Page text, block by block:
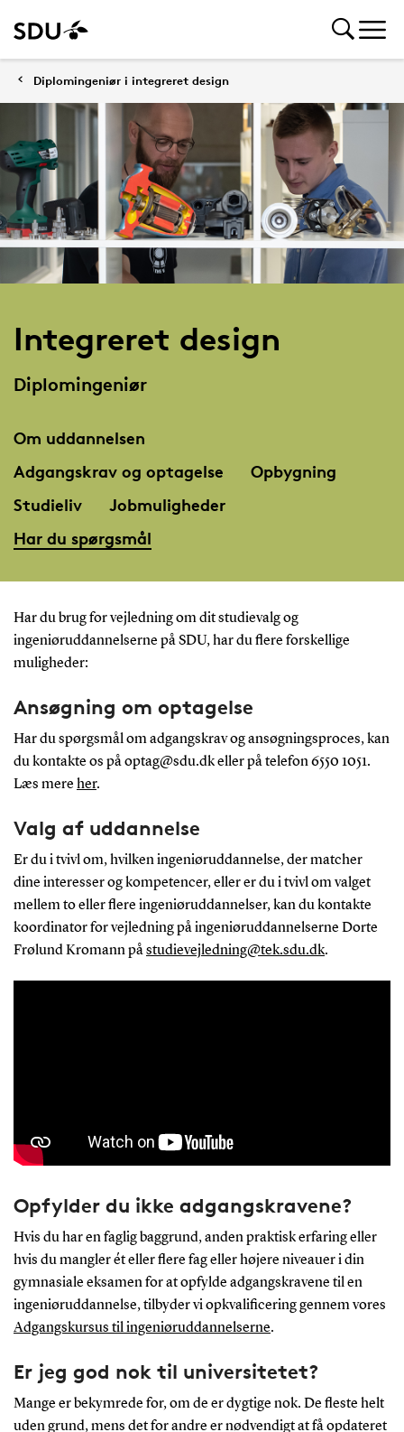
Diplomingeniør i integreret design
Integreret design
Diplomingeniør
Om uddannelsen
Adgangskrav og optagelse
Opbygning
Studieliv
Jobmuligheder
Har du spørgsmål
Har du brug for vejledning om dit studievalg og
ingeniøruddannelserne på SDU, har du flere forskellige
muligheder:
Ansøgning om optagelse
Har du spørgsmål om adgangskrav og ansøgningsproces, kan
du kontakte os på optag@sdu.dk eller på telefon 6550 1051.
Læs mere her.
Valg af uddannelse
Er du i tvivl om, hvilken ingeniøruddannelse, der matcher
dine interesser og kompetencer, eller er du i tvivl om valget
mellem to eller flere ingeniøruddannelser, kan du kontakte
koordinator for vejledning på ingeniøruddannelserne Dorte
Frølund Kromann påstudievejledning@tek.sdu.dk.
Opfylder du ikke adgangskravene?
Hvis du har en faglig baggrund, anden praktisk erfaring eller
hvis du mangler ét eller flere fag eller højere niveauer i din
gymnasiale eksamen for at opfylde adgangskravene til en
ingeniøruddannelse, tilbyder vi opkvalificering gennem vores
Adgangskursus til ingeniøruddannelserne.
Er jeg god nok til universitetet?
Mange er bekymrede for, om de er dygtige nok. De fleste helt
uden grund, mens det for andre er nødvendigt at få opdateret